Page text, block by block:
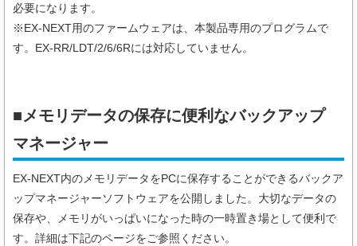
必要になります。
※EX-NEXT用のファームウェアは、本製品専用のプログラムで
す。EX-RR/LDT/2/6/6Rには対応していません。
■メモリデータの保存に便利なバックアップ
マネージャー
EX-NEXT内のメモリデータをPCに保存することができるバックア
ップマネージャーソフトウェアを公開しました。大切なデータの
保存や、メモリがいっぱいになった時の一時置き場として便利で
す。詳細は下記のページをご参照ください。